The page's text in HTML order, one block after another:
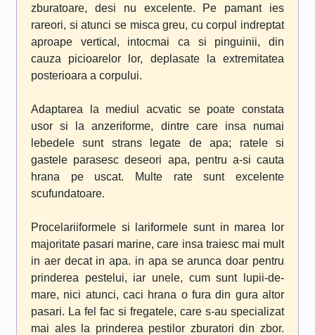
zburatoare, desi nu excelente. Pe pamant ies
rareori, si atunci se misca greu, cu corpul indreptat
aproape vertical, intocmai ca si pinguinii, din
cauza picioarelor lor, deplasate la extremitatea
posterioara a corpului.
Adaptarea la mediul acvatic se poate constata
usor si la anzeriforme, dintre care insa numai
lebedele sunt strans legate de apa; ratele si
gastele parasesc deseori apa, pentru a-si cauta
hrana pe uscat. Multe rate sunt excelente
scufundatoare.
Procelariiformele si lariformele sunt in marea lor
majoritate pasari marine, care insa traiesc mai mult
in aer decat in apa. in apa se arunca doar pentru
prinderea pestelui, iar unele, cum sunt lupii-de-
mare, nici atunci, caci hrana o fura din gura altor
pasari. La fel fac si fregatele, care s-au specializat
mai ales la prinderea pestilor zburatori din zbor.